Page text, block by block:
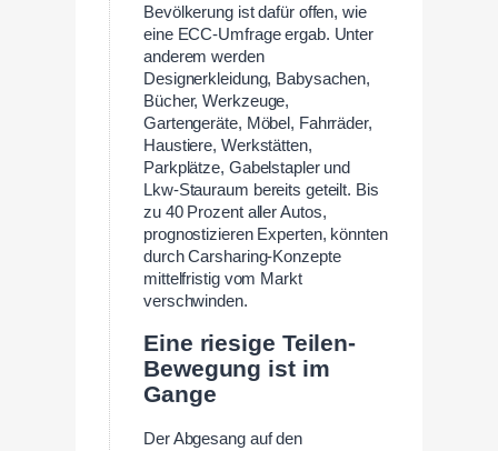
Bevölkerung ist dafür offen, wie
eine ECC-Umfrage ergab. Unter
anderem werden
Designerkleidung, Babysachen,
Bücher, Werkzeuge,
Gartengeräte, Möbel, Fahrräder,
Haustiere, Werkstätten,
Parkplätze, Gabelstapler und
Lkw-Stauraum bereits geteilt. Bis
zu 40 Prozent aller Autos,
prognostizieren Experten, könnten
durch Carsharing-Konzepte
mittelfristig vom Markt
verschwinden.
Eine riesige Teilen-
Bewegung ist im
Gange
Der Abgesang auf den